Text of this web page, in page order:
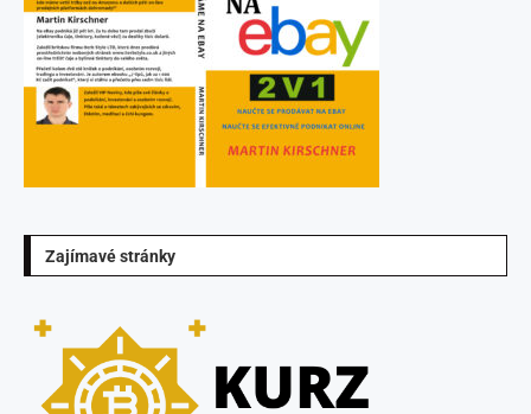
Zajímavé stránky